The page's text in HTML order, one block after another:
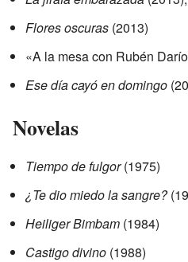
Flores oscuras (2013)
«A la mesa con Rubén
Ese día cayó en domingo
Novelas
Tiempo de fulgor(1975)
¿Te dio miedo la sangre?
Heiliger Bimbam (1984)
Castigo divino (1988)